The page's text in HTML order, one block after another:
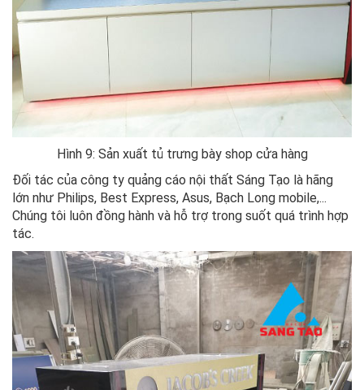
Hình 9: Sản xuất tủ trưng bày shop cửa hàng
Đối tác của công ty quảng cáo nội thất Sáng Tạo là hãng
lớn như Philips, Best Express, Asus, Bạch Long mobile,...
Chúng tôi luôn đồng hành và hỗ trợ trong suốt quá trình hợp
tác.